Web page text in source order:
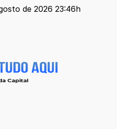
de 2026 23:46h